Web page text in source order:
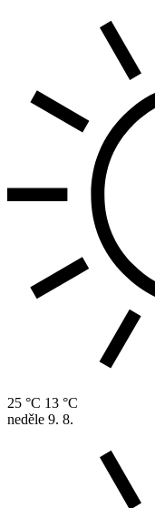
25 °C 13 °C
neděle 9. 8.